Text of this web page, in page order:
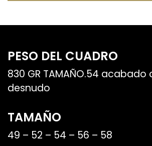
PESO DEL CUADRO
830 GR TAMAÑO.54
desnudo
TAMAÑO
49 – 52 – 54 – 56 – 58